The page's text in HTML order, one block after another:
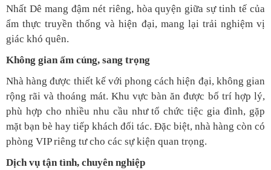
Nhất Dê mang đậm nét riêng, hòa quyện giữa sự tinh tế của
ẩm thực truyền thống và hiện đại, mang lại trải nghiệm vị
giác khó quên.
Không gian ấm cúng, sang trọng
Nhà hàng được thiết kế với phong cách hiện đại, không gian
rộng rãi và thoáng mát. Khu vực bàn ăn được bố trí hợp lý,
phù hợp cho nhiều nhu cầu như tổ chức tiệc gia đình, gặp
mặt bạn bè hay tiếp khách đối tác. Đặc biệt, nhà hàng còn có
phòng VIP riêng tư cho các sự kiện quan trọng.
Dịch vụ tận tình, chuyên nghiệp